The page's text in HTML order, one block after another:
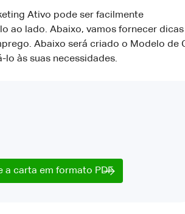
Ativo pode ser facilmente
ao lado. Abaixo, vamos fornecer
Abaixo será criado o Modelo de
às suas necessidades.
a carta em formato PDF